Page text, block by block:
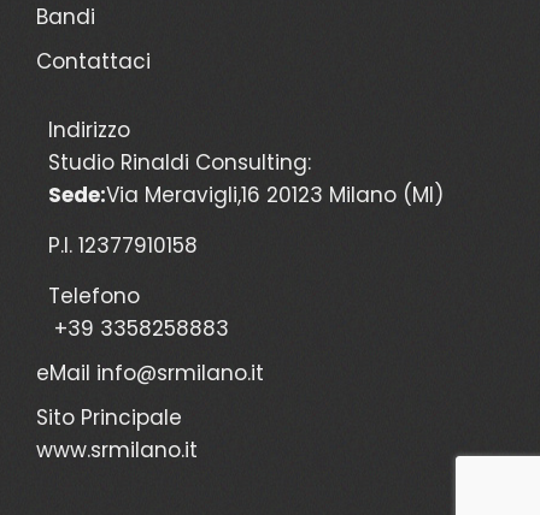
Bandi
Contattaci
Indirizzo
Studio Rinaldi Consulting:
Sede:Via Meravigli,16 20123 Milano (MI)
P.I. 12377910158
Telefono
+39 3358258883
eMail info@srmilano.it
Sito Principale
www.srmilano.it